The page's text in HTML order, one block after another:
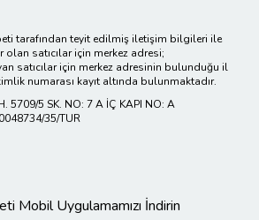
tarafından teyit edilmiş iletişim bilgileri ile
satıcılar için merkez adresi;
satıcılar için merkez adresinin bulunduğu il
numarası kayıt altında bulunmaktadır.
5709/5 SK. NO: 7 A İÇ KAPI NO: A
35/TUR
Mobil Uygulamamızı İndirin